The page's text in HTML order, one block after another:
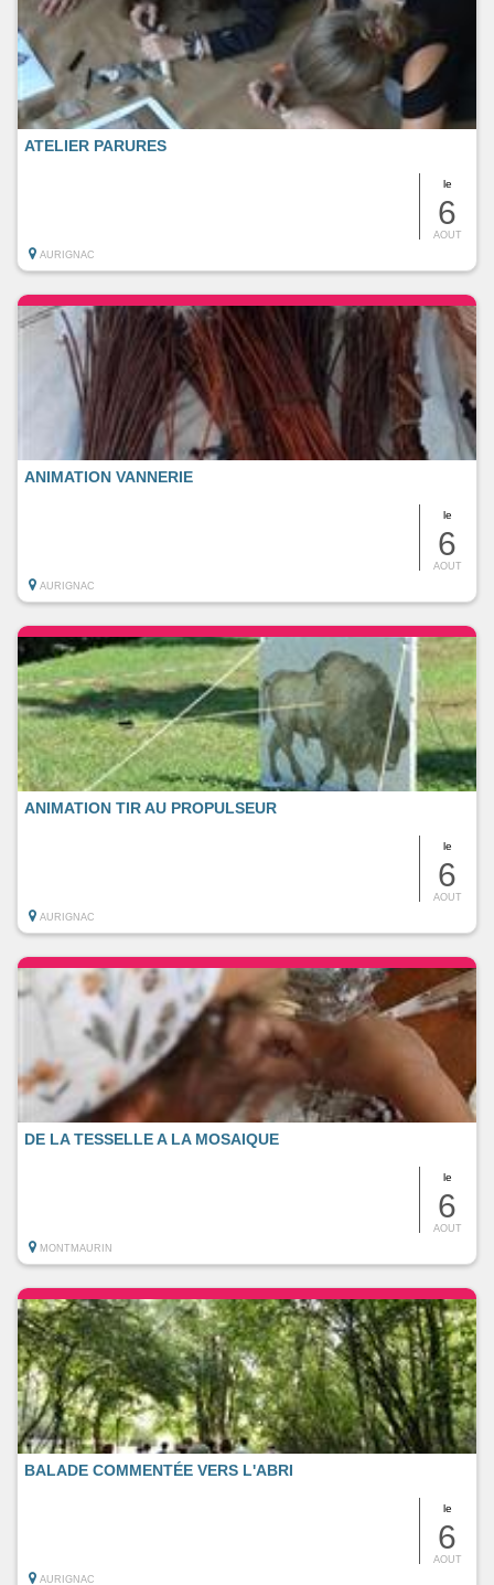
le
6
AOUT
ATELIER PARURES
AURIGNAC
le
6
AOUT
ANIMATION VANNERIE
AURIGNAC
le
6
AOUT
ANIMATION TIR AU PROPULSEUR
AURIGNAC
le
6
AOUT
DE LA TESSELLE A LA MOSAIQUE
MONTMAURIN
le
6
AOUT
BALADE COMMENTÉE VERS L'ABRI
AURIGNAC